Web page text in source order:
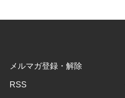
メルマガ登録・解除
RSS